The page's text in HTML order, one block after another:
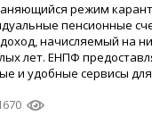
режим
пенсионные
начисляемый на
лет. ЕНПФ
и удобные сервисы